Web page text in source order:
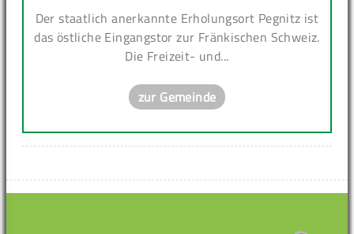
Der staatlich anerkannte Erholungsort Pegnitz ist
das östliche Eingangstor zur Fränkischen Schweiz.
Die Freizeit- und...
zur Gemeinde